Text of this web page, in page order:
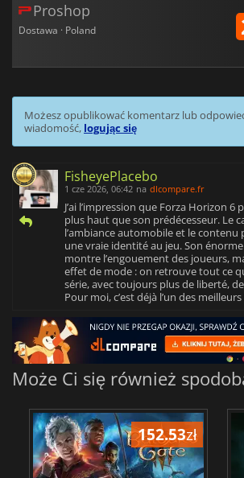
Proshop
Dostawa · Poland
Możesz opublikować komentarz lub
wiadomość, logując się
FisheyePlacebo
1 cze 2026, 06:42 na dlcompare.fr
J’ai l’impression que Forza Horizon 6
plus haut que son prédécesseur. Le
l’ambiance automobile et le
une vraie identité au jeu. Son
montre l’engouement des joueurs,
effet de mode : on retrouve tout ce
série, avec toujours plus de liberté,
Pour moi, c’est déjà l’un des
Może Ci się również
152.53zł